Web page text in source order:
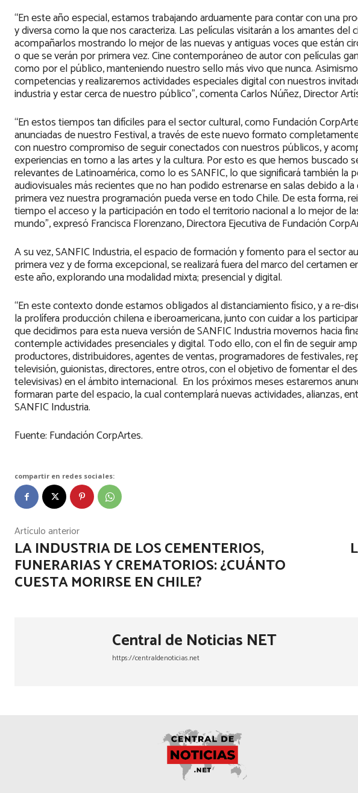
“En este año especial, estamos trabajando arduamente para contar con una
y diversa como la que nos caracteriza. Las películas visitarán a los amantes
acompañarlos mostrando lo mejor de las nuevas y antiguas voces que están
o que se verán por primera vez. Cine contemporáneo de autor con películas
como por el público, manteniendo nuestro sello más vivo que nunca.
competencias y realizaremos actividades especiales digital con nuestros
industria y estar cerca de nuestro público”, comenta Carlos Núñez, Director
“En estos tiempos tan difíciles para el sector cultural, como Fundación
anunciadas de nuestro Festival, a través de este nuevo formato
con nuestro compromiso de seguir conectados con nuestros públicos, y
experiencias en torno a las artes y la cultura. Por esto es que hemos buscado
relevantes de Latinoamérica, como lo es SANFIC, lo que significará también
audiovisuales más recientes que no han podido estrenarse en salas debido a
primera vez nuestra programación pueda verse en todo Chile. De esta
tiempo el acceso y la participación en todo el territorio nacional a lo mejor de
mundo”, expresó Francisca Florenzano, Directora Ejecutiva de Fundación
A su vez, SANFIC Industria, el espacio de formación y fomento para el sector
primera vez y de forma excepcional, se realizará fuera del marco del certamen
este año, explorando una modalidad mixta; presencial y digital.
“En este contexto donde estamos obligados al distanciamiento físico, y a re-
la prolífera producción chilena e iberoamericana, junto con cuidar a los
que decidimos para esta nueva versión de SANFIC Industria movernos hacia
contemple actividades presenciales y digital. Todo ello, con el fin de seguir
productores, distribuidores, agentes de ventas, programadores de festivales,
televisión, guionistas, directores, entre otros, con el objetivo de fomentar el
televisivas) en el ámbito internacional. En los próximos meses estaremos
formaran parte del espacio, la cual contemplará nuevas actividades, alianzas,
SANFIC Industria.
Fuente: Fundación CorpArtes.
compartir en redes sociales:
Artículo anterior
LA INDUSTRIA DE LOS CEMENTERIOS,
FUNERARIAS Y CREMATORIOS: ¿CUÁNTO
CUESTA MORIRSE EN CHILE?
Central de Noticias NET
https://centraldenoticias.net